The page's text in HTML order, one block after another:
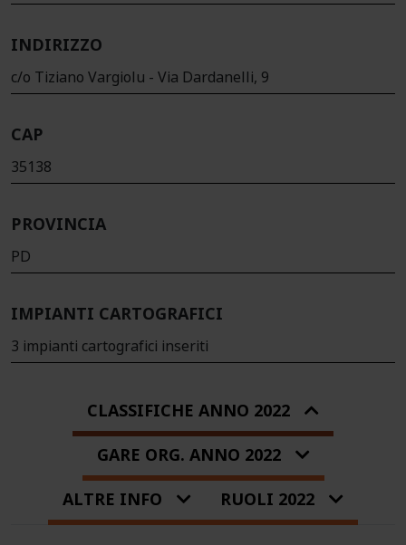
INDIRIZZO
c/o Tiziano Vargiolu - Via Dardanelli, 9
CAP
35138
PROVINCIA
PD
IMPIANTI CARTOGRAFICI
3 impianti cartografici inseriti
CLASSIFICHE ANNO 2022
GARE ORG. ANNO 2022
ALTRE INFO
RUOLI 2022